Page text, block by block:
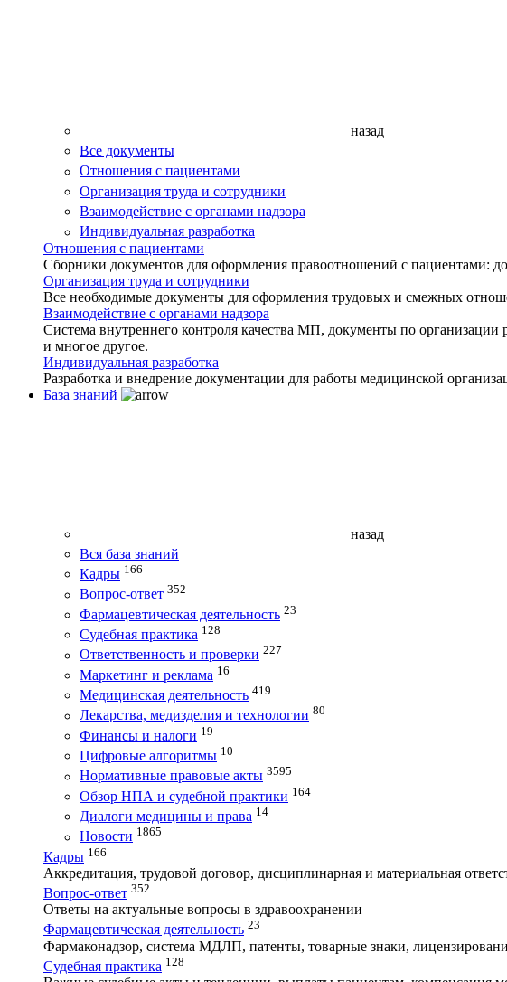
назад
Все документы
Отношения с пациентами
Организация труда и сотрудники
Взаимодействие с органами надзора
Индивидуальная разработка
Отношения с пациентами
Сборники документов для оформления правоотношений с пациентами:
Организация труда и сотрудники
Все необходимые документы для оформления трудовых и смежных
Взаимодействие с органами надзора
Система внутреннего контроля качества МП, документы по
и многое другое.
Индивидуальная разработка
Разработка и внедрение документации для работы медицинской
База знаний
назад
Вся база знаний
Кадры 166
Вопрос-ответ 352
Фармацевтическая деятельность 23
Судебная практика 128
Ответственность и проверки 227
Маркетинг и реклама 16
Медицинская деятельность 419
Лекарства, медизделия и технологии 80
Финансы и налоги 19
Цифровые алгоритмы 10
Нормативные правовые акты 3595
Обзор НПА и судебной практики 164
Диалоги медицины и права 14
Новости 1865
Кадры 166
Аккредитация, трудовой договор, дисциплинарная и материальная
Вопрос-ответ 352
Ответы на актуальные вопросы в здравоохранении
Фармацевтическая деятельность 23
Фармаконадзор, система МДЛП, патенты, товарные знаки,
Судебная практика 128